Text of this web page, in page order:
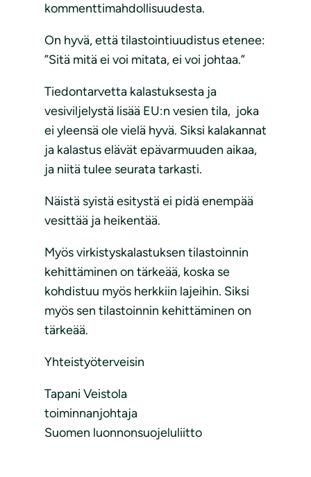
kommenttimahdollisuudesta.
On hyvä, että tilastointiuudistus etenee:
”Sitä mitä ei voi mitata, ei voi johtaa.”
Tiedontarvetta kalastuksesta ja
vesiviljelystä lisää EU:n vesien tila, joka
ei yleensä ole vielä hyvä. Siksi kalakannat
ja kalastus elävät epävarmuuden aikaa,
ja niitä tulee seurata tarkasti.
Näistä syistä esitystä ei pidä enempää
vesittää ja heikentää.
Myös virkistyskalastuksen tilastoinnin
kehittäminen on tärkeää, koska se
kohdistuu myös herkkiin lajeihin. Siksi
myös sen tilastoinnin kehittäminen on
tärkeää.
Yhteistyöterveisin
Tapani Veistola
toiminnanjohtaja
Suomen luonnonsuojeluliitto